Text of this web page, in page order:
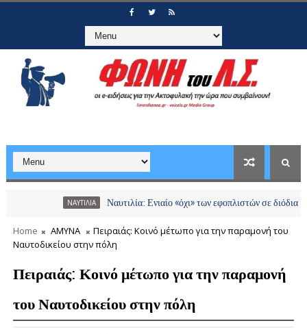
Ναυτιλία: Ενιαίο «όχι» των εφοπλιστών σε διόδια και
Home ΑΜΥΝΑ
Πειραιάς: Κοινό μέτωπο για την παραμονή του
Ναυτοδικείου στην πόλη
Πειραιάς: Κοινό μέτωπο για την παραμονή
του Ναυτοδικείου στην πόλη